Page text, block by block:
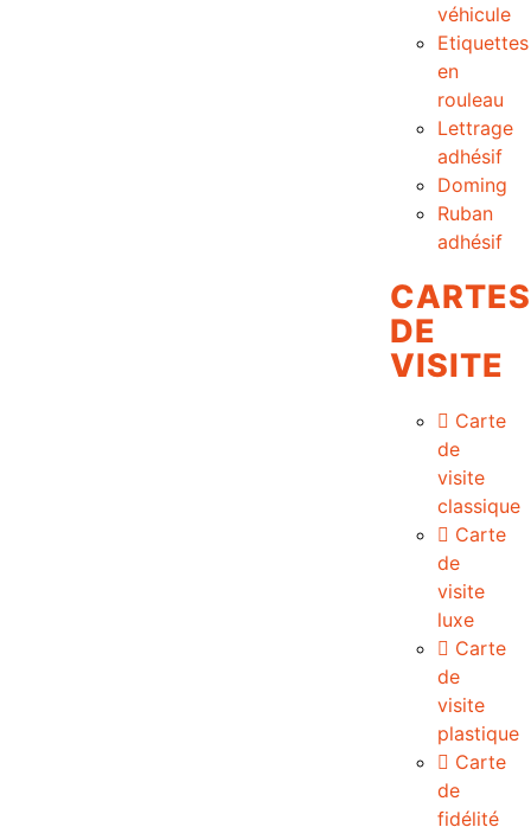
véhicule
Etiquettes
en
rouleau
Lettrage
adhésif
Doming
Ruban
adhésif
CARTES
DE
VISITE
Carte
de
visite
classique
Carte
de
visite
luxe
Carte
de
visite
plastique
Carte
de
fidélité